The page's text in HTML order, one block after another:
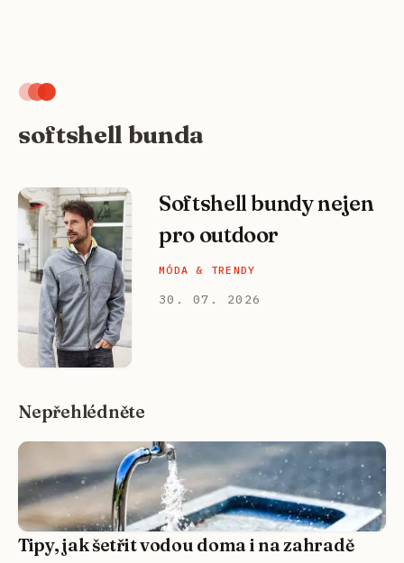
softshell bunda
Softshell bundy nejen
pro outdoor
MÓDA & TRENDY
30. 07. 2026
Nepřehlédněte
Tipy, jak šetřit vodou doma i na zahradě